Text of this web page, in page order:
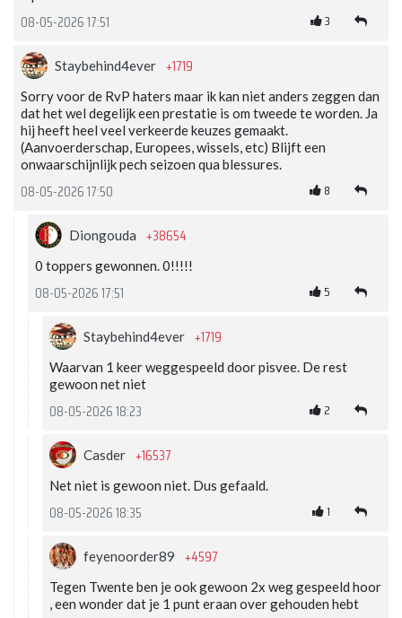
08-05-2026 17:51 3
Staybehind4ever +1719
Sorry voor de RvP haters maar ik kan niet anders zeggen dan
dat het wel degelijk een prestatie is om tweede te worden. Ja
hij heeft heel veel verkeerde keuzes gemaakt.
(Aanvoerderschap, Europees, wissels, etc) Blijft een
onwaarschijnlijk pech seizoen qua blessures.
08-05-2026 17:50 8
Diongouda +38654
0 toppers gewonnen. 0!!!!!
08-05-2026 17:51 5
Staybehind4ever +1719
Waarvan 1 keer weggespeeld door pisvee. De rest
gewoon net niet
08-05-2026 18:23 2
Casder +16537
Net niet is gewoon niet. Dus gefaald.
08-05-2026 18:35 1
feyenoorder89 +4597
Tegen Twente ben je ook gewoon 2x weg gespeeld hoor
, een wonder dat je 1 punt eraan over gehouden hebt